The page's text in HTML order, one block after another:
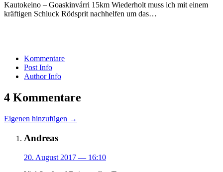
Kautokeino – Goaskinvárri 15km Wiederholt muss ich mit einem
kräftigen Schluck Rödsprit nachhelfen um das…
Kommentare
Post Info
Author Info
4 Kommentare
Eigenen hinzufügen →
Andreas
20. August 2017 — 16:10